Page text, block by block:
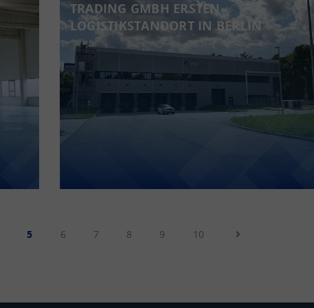
TRADING GMBH ERSTEN
LOGISTIKSTANDORT IN BERLIN
5 6 7 8 9 10 Next Page